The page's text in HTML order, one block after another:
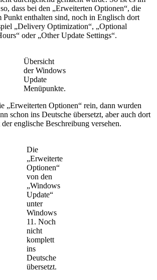
dass bei den „Erweiterten Optionen“, die
Punkt enthalten sind, noch in Englisch dort
„Delivery Optimization“, „Optional
oder „Other Update Settings“.
Übersicht
der Windows
Update
Menüpunkte.
„Erweiterten Optionen“ rein, dann wurden
schon ins Deutsche übersetzt, aber auch dort
englische Beschreibung versehen.
Die
„Erweiterte
Optionen“
von den
„Windows
Update“
unter
Windows
11. Noch
nicht
komplett
ins
Deutsche
übersetzt.